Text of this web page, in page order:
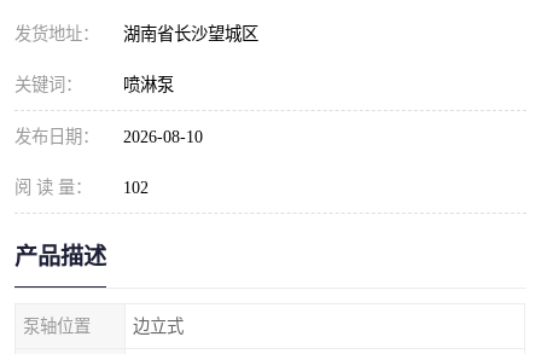
发货地址： 湖南省长沙望城区
关键词： 喷淋泵
发布日期： 2026-08-10
阅 读 量： 102
产品描述
泵轴位置 边立式